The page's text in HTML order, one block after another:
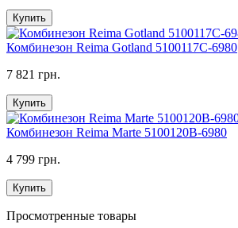
Купить
Комбинезон Reima Gotland 5100117C-6980
7 821 грн.
Купить
Комбинезон Reima Marte 5100120B-6980
4 799 грн.
Купить
Просмотренные товары